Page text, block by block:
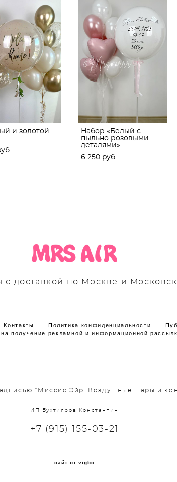
и золотой
Набор «Белый с
пыльно розовыми
деталями»
6 250 pуб.
доставкой по Москве и
Контакты Политика конфиденциальности
получение рекламной и информационной
"Миссис Эйр. Воздушные шары и
ИП Бухтияров Константин
+7 (915) 155-03-21
сайт от vigbo